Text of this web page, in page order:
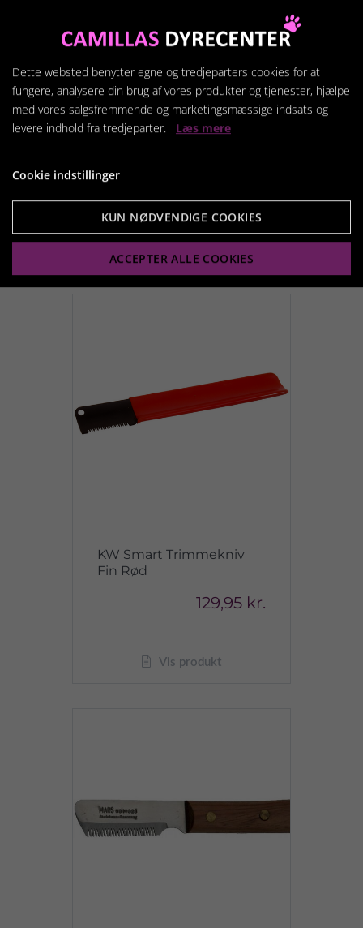
Hundefrisørens
professionelle
KW Smart Trimmekniv
Fin Rød
129,95 kr.
Vis produkt
Dette websted benytter egne og tredjeparters cookies for at
fungere, analysere din brug af vores produkter og tjenester, hjælpe
med vores salgsfremmende og marketingsmæssige indsats og
levere indhold fra tredjeparter. Læs mere
Cookie indstillinger
KUN NØDVENDIGE COOKIES
ACCEPTER ALLE COOKIES